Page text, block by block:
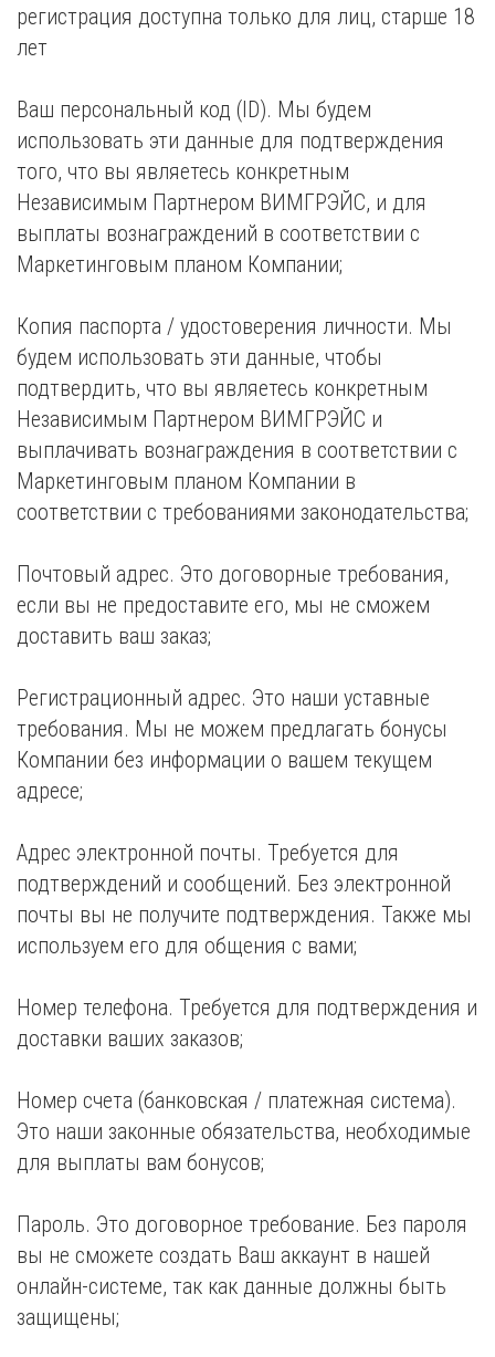
регистрация доступна только для лиц, старше 18
лет
Ваш персональный код (ID). Мы будем
использовать эти данные для подтверждения
того, что вы являетесь конкретным
Независимым Партнером ВИМГРЭЙС, и для
выплаты вознаграждений в соответствии с
Маркетинговым планом Компании;
Копия паспорта / удостоверения личности. Мы
будем использовать эти данные, чтобы
подтвердить, что вы являетесь конкретным
Независимым Партнером ВИМГРЭЙС и
выплачивать вознаграждения в соответствии с
Маркетинговым планом Компании в
соответствии с требованиями законодательства;
Почтовый адрес. Это договорные требования,
если вы не предоставите его, мы не сможем
доставить ваш заказ;
Регистрационный адрес. Это наши уставные
требования. Мы не можем предлагать бонусы
Компании без информации о вашем текущем
адресе;
Адрес электронной почты. Требуется для
подтверждений и сообщений. Без электронной
почты вы не получите подтверждения. Также мы
используем его для общения с вами;
Номер телефона. Требуется для подтверждения и
доставки ваших заказов;
Номер счета (банковская / платежная система).
Это наши законные обязательства, необходимые
для выплаты вам бонусов;
Пароль. Это договорное требование. Без пароля
вы не сможете создать Ваш аккаунт в нашей
онлайн-системе, так как данные должны быть
защищены;